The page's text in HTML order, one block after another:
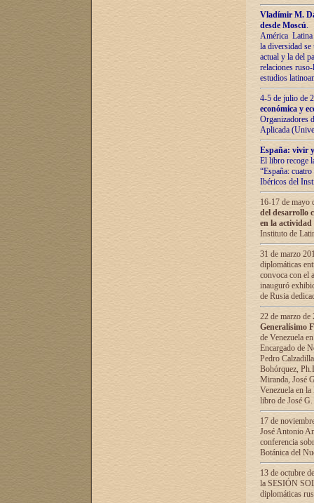
Vladímir М.
desde Moscú.
América Latina
la diversidad
actual у lа del
relaciones
estudios
4-5 de julio de
económica y
Organizadores
Aplicada
España: vivir
El libro recoge
“España:
Ibéricos del
16-17 de mayo
del desarrollo
en la
Instituto de
31 de marzo
diplomáticas
convoca con el
inauguró
de Rusia
22 de marzo
Generalísimo
de Venezuela
Encargado de
Pedro
Bohórquez,
Miranda, José
Venezuela en
libro de José
17 de
José Antonio
conferencia
Botánica del
13 de octubre
la SESIÓN
diplomáticas